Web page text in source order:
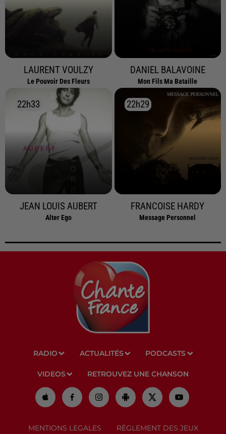
LAURENT VOULZY
Le Pouvoir Des Fleurs
DANIEL BALAVOINE
Mon Fils Ma Bataille
22h33
22h33
JEAN LOUIS AUBERT
Alter Ego
22h29
22h29
FRANCOISE HARDY
Message Personnel
RADIO ACTUALITÉS PODCASTS
VIDEOS RETROUVEZ UNE CHANSON
MENTIONS LEGALES RÈGLEMENT DES JEUX